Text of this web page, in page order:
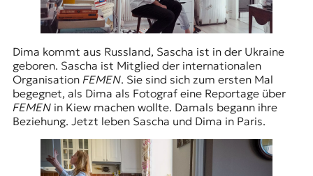
Dima kommt aus Russland, Sascha ist in der Ukraine
geboren. Sascha ist Mitglied der internationalen
Organisation FEMEN. Sie sind sich zum ersten Mal
begegnet, als Dima als Fotograf eine Reportage über
FEMEN in Kiew machen wollte. Damals begann ihre
Beziehung. Jetzt leben Sascha und Dima in Paris.